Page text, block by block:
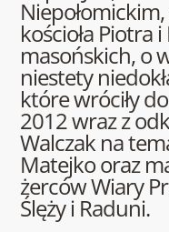
kościoła Piotra
masońskich, o
niestety
które wróciły
2012 wraz z
Walczak na
Matejko oraz
żerców Wiary
Ślęży i Raduni.